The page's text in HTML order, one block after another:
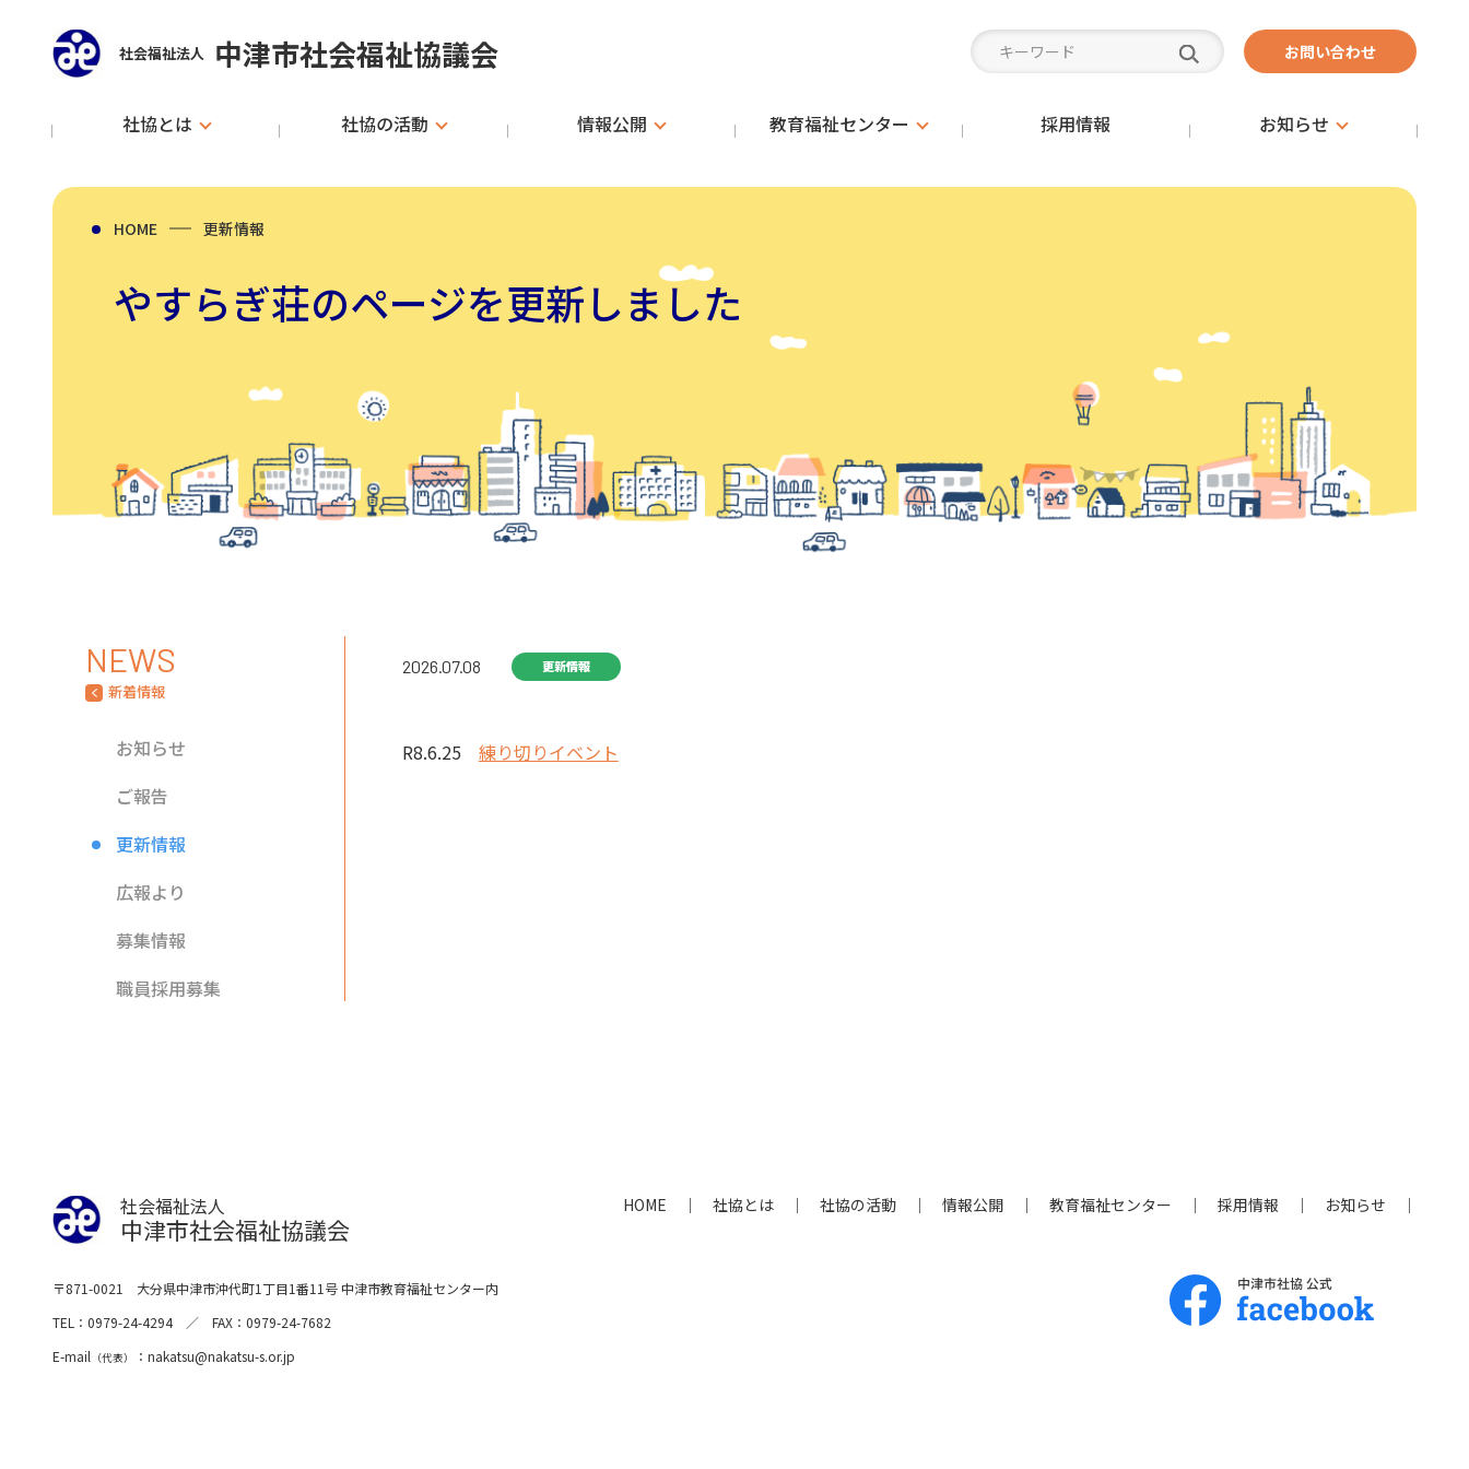
社会福祉法人 中津市社会福祉協議会
社協とは 社協の活動 情報公開 教育福祉センター 採用情報 お知らせ
お問い合わせ
HOME 更新情報
やすらぎ荘のページを更新しました
2026.07.08 更新情報
R8.6.25 練り切りイベント
NEWS
新着情報
お知らせ
ご報告
更新情報
広報より
募集情報
職員採用募集
社会福祉法人
中津市社会福祉協議会
〒871-0021 大分県中津市沖代町1丁目1番11号 中津市教育福祉センター内
TEL
0979-24-4294 FAX
0979-24-7682
E-mail（代表） nakatsu nakatsu-s.or.jp
HOME 社協とは 社協の活動 情報公開 教育福祉センター 採用情報 お知らせ